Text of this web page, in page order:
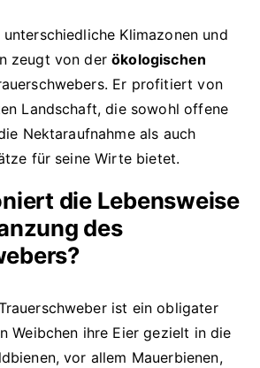
Klimazonen und
zeugt von derökologischen
Er profitiert von
Landschaft, die sowohl offene
Nektaraufnahme als auch
für seine Wirte bietet.
die Lebensweise
des
ist ein obligater
Weibchen ihre Eier gezielt in die
vor allem Mauerbienen,